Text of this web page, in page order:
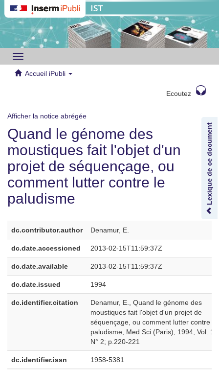
Toggle
navigation
Accueil iPubli
Ecoutez
Lexique de ce document
Afficher la notice abrégée
Quand le génome des
moustiques fait l'objet d'un
projet de séquençage, ou
comment lutter contre le
paludisme
dc.contributor.author Denamur, E.
dc.date.accessioned 2013-02-15T11:59:37Z
dc.date.available 2013-02-15T11:59:37Z
dc.date.issued 1994
dc.identifier.citation
Denamur, E., Quand le génome des
moustiques fait l'objet d'un projet de
séquençage, ou comment lutter contre le
paludisme, Med Sci (Paris), 1994, Vol.
N° 2; p.220-221
dc.identifier.issn 1958-5381